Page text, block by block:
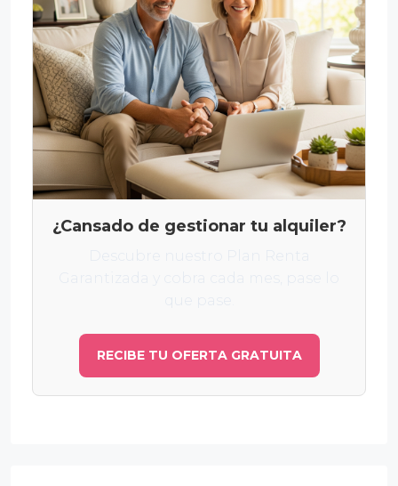
¿Cansado de gestionar tu alquiler?
RECIBE TU OFERTA GRATUITA